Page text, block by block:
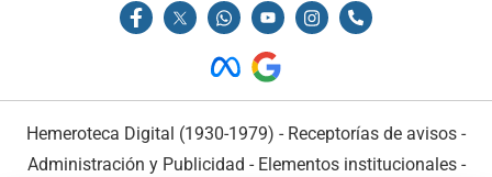
Hemeroteca Digital (1930-1979) - Receptorías de avisos -
Administración y Publicidad - Elementos institucionales-